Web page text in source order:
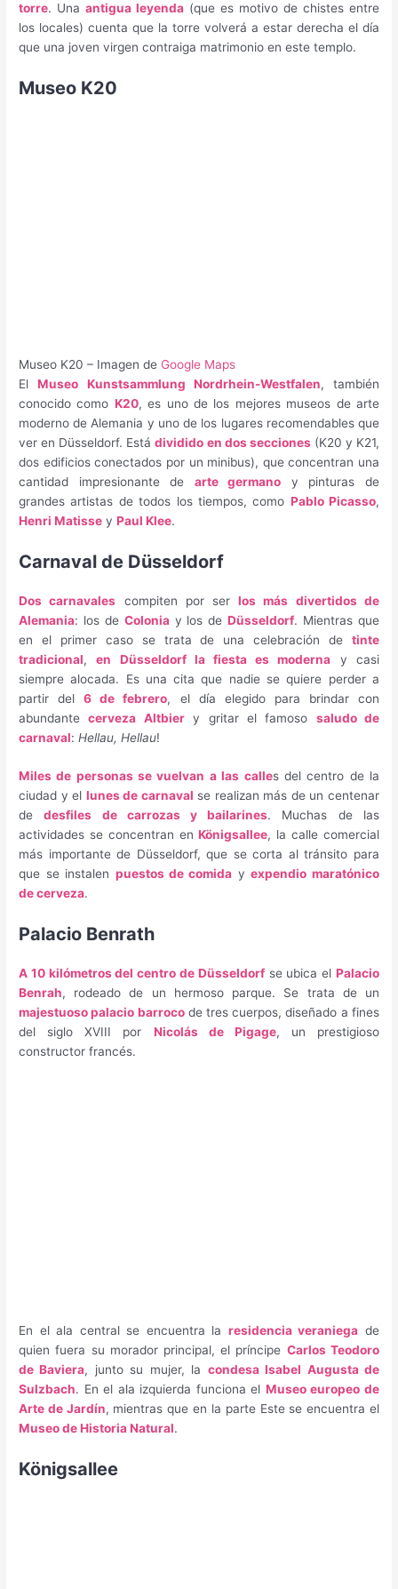
torre. Unaantigua leyenda (que es motivo de chistes entre
los locales) cuenta que la torre volverá a estar derecha el día
que una joven virgen contraiga matrimonio en este templo.
Museo K20
Museo K20 – Imagen de Google Maps
ElMuseo Kunstsammlung Nordrhein-Westfalen, también
conocido como K20, es uno de los mejores museos de arte
moderno de Alemania y uno de los lugares recomendables que
ver en Düsseldorf. Estádividido en dos secciones(K20 y K21,
dos edificios conectados por un minibus), que concentran una
cantidad impresionante de arte germano y pinturas de
grandes artistas de todos los tiempos, como Pablo Picasso,
Henri Matisse yPaul Klee.
Carnaval de Düsseldorf
Dos carnavales compiten por serlos más divertidos de
Alemania: los de Coloniay los deDüsseldorf. Mientras que
en el primer caso se trata de una celebración de tinte
tradicional,en Düsseldorf la fiesta es moderna y casi
siempre alocada. Es una cita que nadie se quiere perder a
partir del6 de febrero, el día elegido para brindar con
abundantecerveza Altbiery gritar el famoso saludo de
carnaval:Hellau, Hellau!
Miles de personas se vuelvan a las calles del centro de la
ciudad y el lunes de carnaval se realizan más de un centenar
dedesfiles de carrozas y bailarines. Muchas de las
actividades se concentran enKönigsallee, la calle comercial
más importante de Düsseldorf, que se corta al tránsito para
que se instalen puestos de comida yexpendio maratónico
de cerveza.
Palacio Benrath
A 10 kilómetros del centro de Düsseldorfse ubica el Palacio
Benrah, rodeado de un hermoso parque. Se trata de un
majestuoso palacio barrocode tres cuerpos, diseñado a fines
del siglo XVIII por Nicolás de Pigage, un prestigioso
constructor francés.
En el ala central se encuentra la residencia veraniega de
quien fuera su morador principal, el príncipe Carlos Teodoro
de Baviera, junto su mujer, la condesa Isabel Augusta de
Sulzbach. En el ala izquierda funciona el Museo europeo de
Arte de Jardín, mientras que en la parte Este se encuentra el
Museo de Historia Natural.
Königsallee